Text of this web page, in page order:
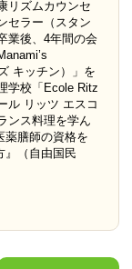
リズムカウンセ
セラー（スタン
業後、4年間の会
キッチン）」を
学校「Ecole Ritz
ル リッツ エスコ
ンス料理を学ん
薬膳師の資格を
』（自由国民